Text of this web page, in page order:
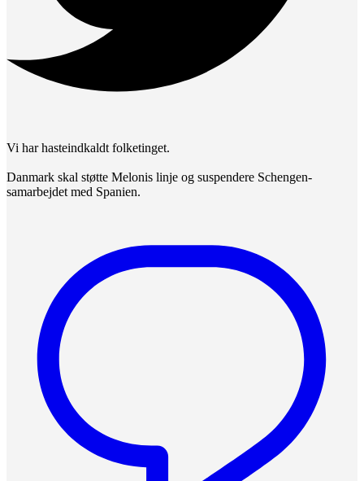
Vi har hasteindkaldt folketinget.
Danmark skal støtte Melonis linje og suspendere Schengen-
samarbejdet med Spanien.